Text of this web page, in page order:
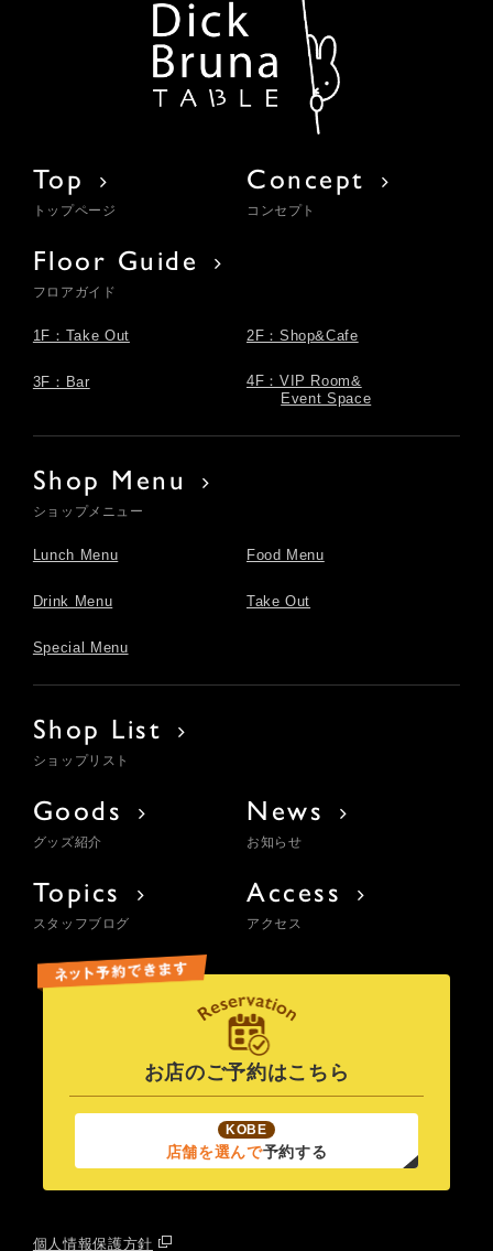
Top
トップページ
Concept
コンセプト
Floor Guide
フロアガイド
1F：Take Out 2F：Shop&Cafe
3F：Bar
4F：VIP Room&
Event Space
Shop Menu
ショップメニュー
Lunch Menu Food Menu
Drink Menu Take Out
Special Menu
Shop List
ショップリスト
Goods
グッズ紹介
News
お知らせ
Topics
スタッフブログ
Access
アクセス
お店のご予約はこちら
KOBE
店舗を選んで予約する
個人情報保護方針